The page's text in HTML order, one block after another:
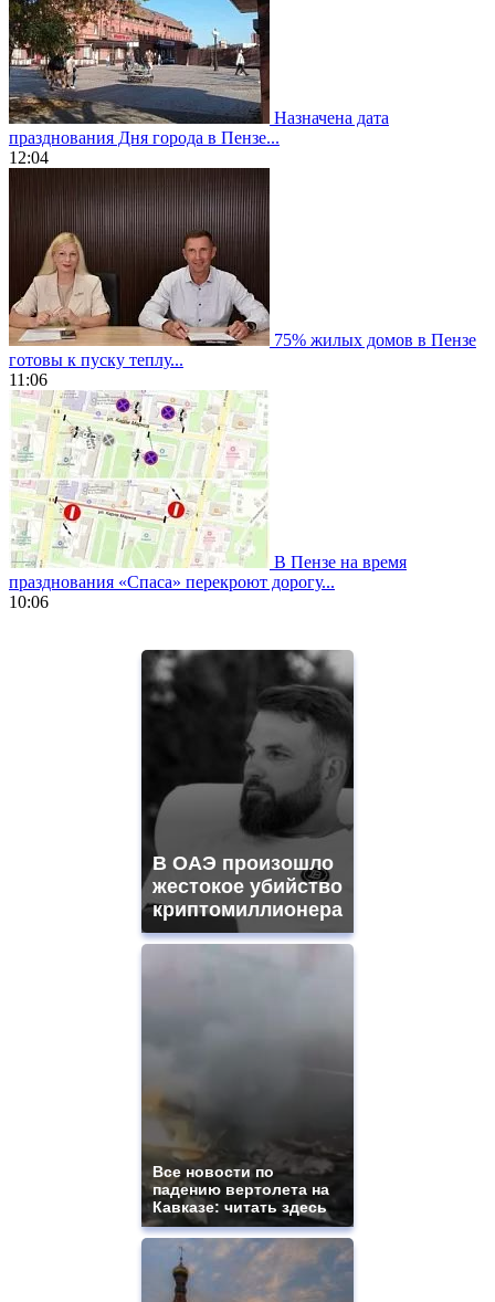
Назначена дата
празднования Дня города в Пензе...
12:04
75% жилых домов в Пензе
готовы к пуску теплу...
11:06
В Пензе на время
празднования «Спаса» перекроют дорогу...
10:06
https://gradewatches.to/
В ОАЭ произошло
жестокое убийство
криптомиллионера
Все новости по
падению вертолета на
Кавказе: читать здесь